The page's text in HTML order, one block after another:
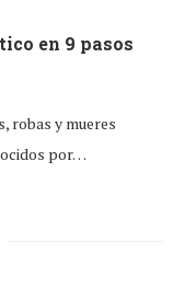
en 9 pasos
robas y mueres
por…